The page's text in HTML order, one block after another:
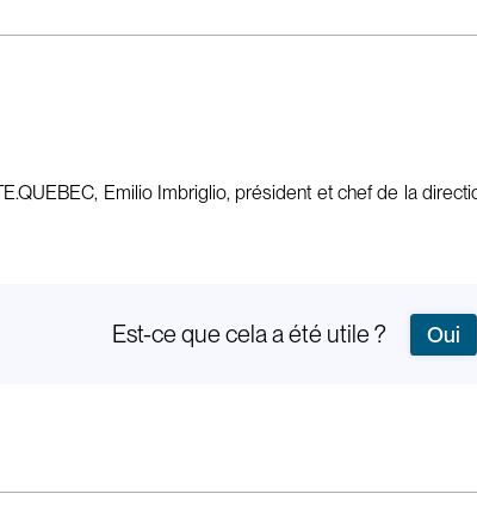
Emilio Imbriglio, président et chef de la
Est-ce que cela a été utile ? Oui